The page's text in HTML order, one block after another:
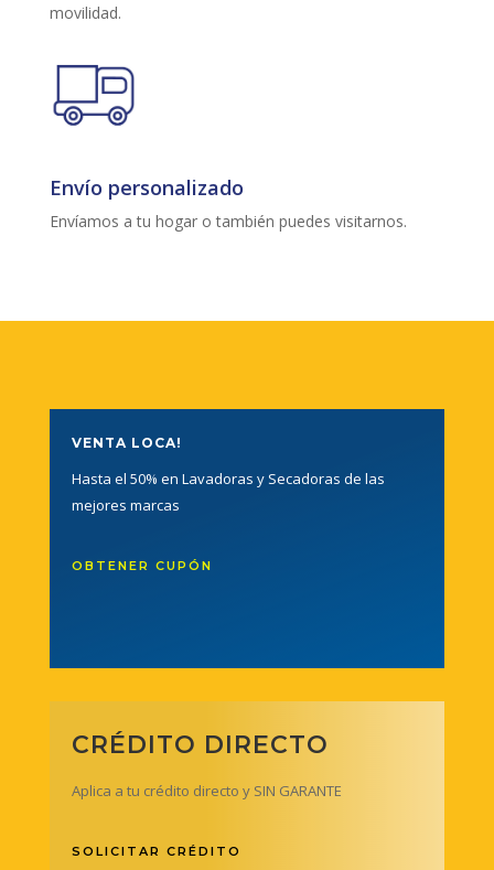
movilidad.
Envío personalizado
Envíamos a tu hogar o también puedes visitarnos.
VENTA LOCA!
Hasta el 50% en Lavadoras y Secadoras de las
mejores marcas
OBTENER CUPÓN
CRÉDITO DIRECTO
Aplica a tu crédito directo y SIN GARANTE
SOLICITAR CRÉDITO